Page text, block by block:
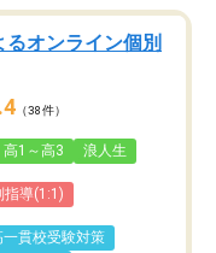
るオンライン個別
（38件）
高1～高3 浪人生
指導(1:1)
一貫校受験対策